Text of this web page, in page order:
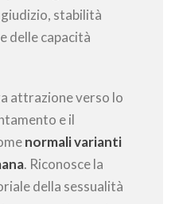
stabilità
delle capacità
attrazione verso lo
e il
normali varianti
. Riconosce la
della sessualità